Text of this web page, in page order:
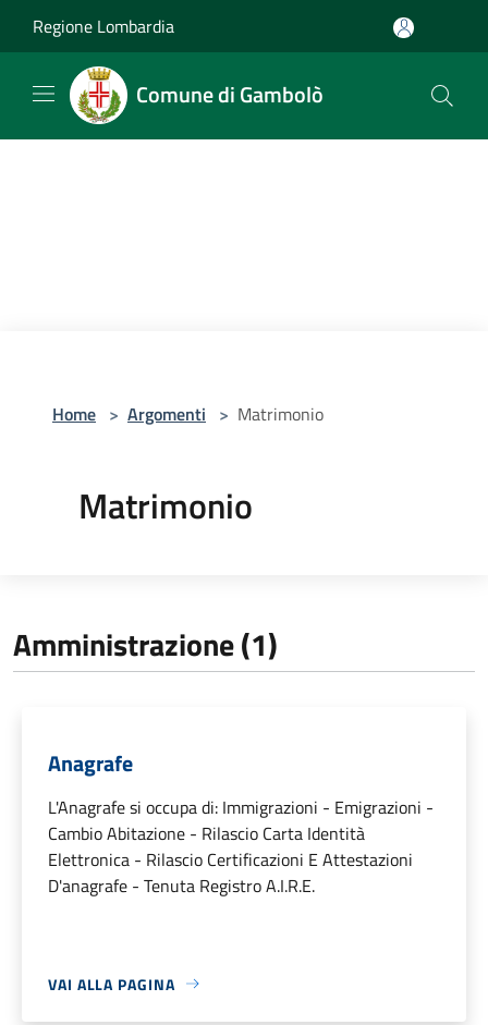
Regione Lombardia
Comune di Gambolò
Home > Argomenti > Matrimonio
Matrimonio
Amministrazione (1)
Anagrafe
L'Anagrafe si occupa di: Immigrazioni - Emigrazioni -
Cambio Abitazione - Rilascio Carta Identità
Elettronica - Rilascio Certificazioni E Attestazioni
D'anagrafe - Tenuta Registro A.I.R.E.
VAI ALLA PAGINA